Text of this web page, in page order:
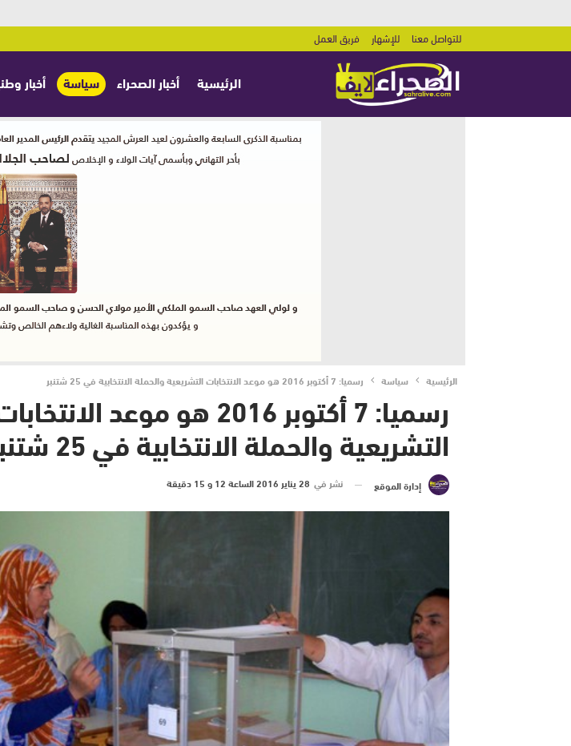
للتواصل معنا للإشهار فريق العمل
الرئيسية أخبار الصحراء سياسة أخبار
الرئيسية سياسة رسميا: 7 أكتوبر 2016 هو موعد الانتخابات التشريعية والحملة الانتخابية في 25 شتنبر
رسميا: 7 أكتوبر 2016 هو موعد
التشريعية والحملة الانتخابية في 25 شتنبر
إدارة الموقع نشر في 28 يناير 2016 الساعة 12 و 15 دقيقة